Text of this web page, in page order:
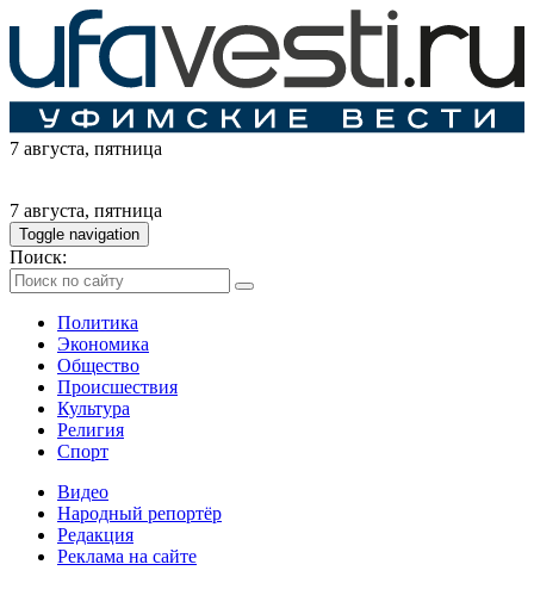
7 августа, пятница
7 августа, пятница
Toggle navigation
Поиск:
Политика
Экономика
Общество
Происшествия
Культура
Религия
Спорт
Видео
Народный репортёр
Редакция
Реклама на сайте